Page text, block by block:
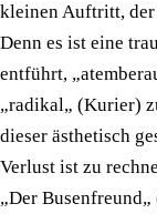
kleinen Auftritt, der
Denn es ist eine
entführt,
„radikal„ (Kurier)
dieser ästhetisch
Verlust ist zu
„Der Busenfreund„